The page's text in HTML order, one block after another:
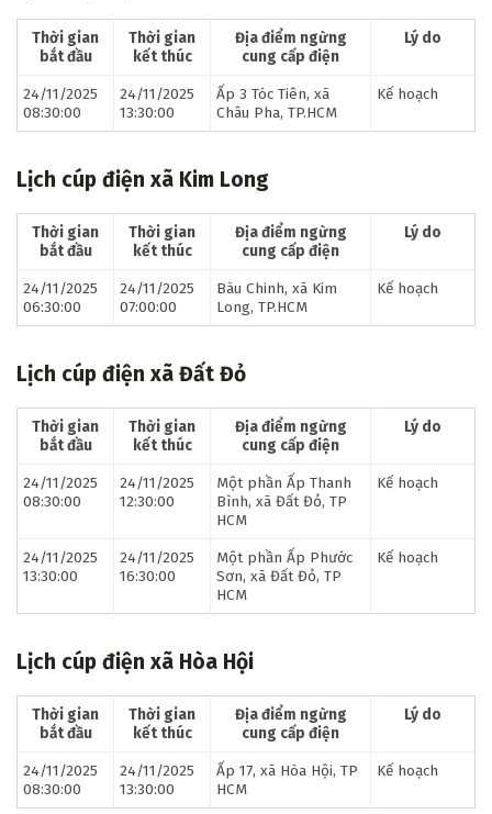
Thời gian
bắt đầu
Thời gian
kết thúc
Địa điểm ngừng
cung cấp điện
Lý do
24/11/2025
08:30:00
24/11/2025
13:30:00
Ấp 3 Tóc Tiên, xã
Châu Pha, TP.HCM
Kế hoạch
Lịch cúp điện xã Kim Long
Thời gian
bắt đầu
Thời gian
kết thúc
Địa điểm ngừng
cung cấp điện
Lý do
24/11/2025
06:30:00
24/11/2025
07:00:00
Bàu Chinh, xã Kim
Long, TP.HCM
Kế hoạch
Lịch cúp điện xã Đất Đỏ
Thời gian
bắt đầu
Thời gian
kết thúc
Địa điểm ngừng
cung cấp điện
Lý do
24/11/2025
08:30:00
24/11/2025
12:30:00
Một phần Ấp Thanh
Bình, xã Đất Đỏ, TP
HCM
Kế hoạch
24/11/2025
13:30:00
24/11/2025
16:30:00
Một phần Ấp Phước
Sơn, xã Đất Đỏ, TP
HCM
Kế hoạch
Lịch cúp điện xã Hòa Hội
Thời gian
bắt đầu
Thời gian
kết thúc
Địa điểm ngừng
cung cấp điện
Lý do
24/11/2025
08:30:00
24/11/2025
13:30:00
Ấp 17, xã Hòa Hội, TP
HCM
Kế hoạch